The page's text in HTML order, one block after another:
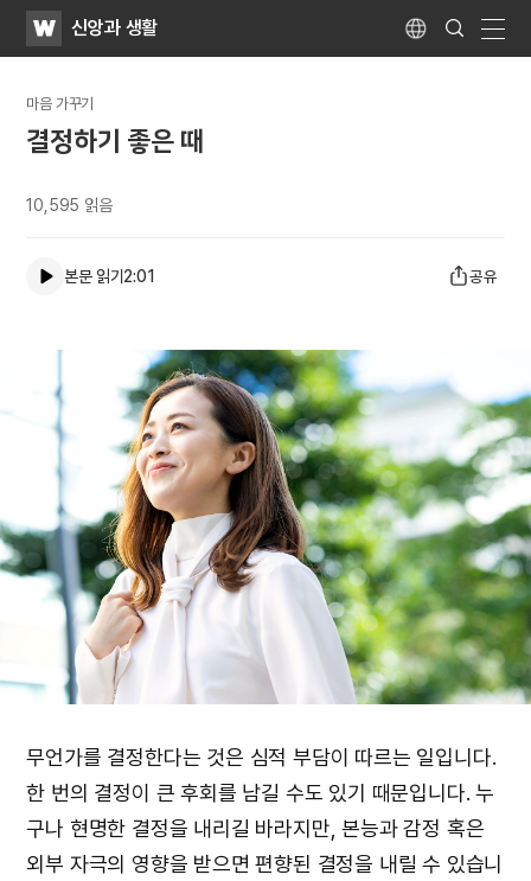
WATV신앙과 생활 Language
Search
Submit
마음 가꾸기
결정하기 좋은 때
10,595 읽음
본문 읽기2:01 공유
무언가를 결정한다는 것은 심적 부담이 따르는 일입니다.
한 번의 결정이 큰 후회를 남길 수도 있기 때문입니다. 누
구나 현명한 결정을 내리길 바라지만, 본능과 감정 혹은
외부 자극의 영향을 받으면 편향된 결정을 내릴 수 있습니